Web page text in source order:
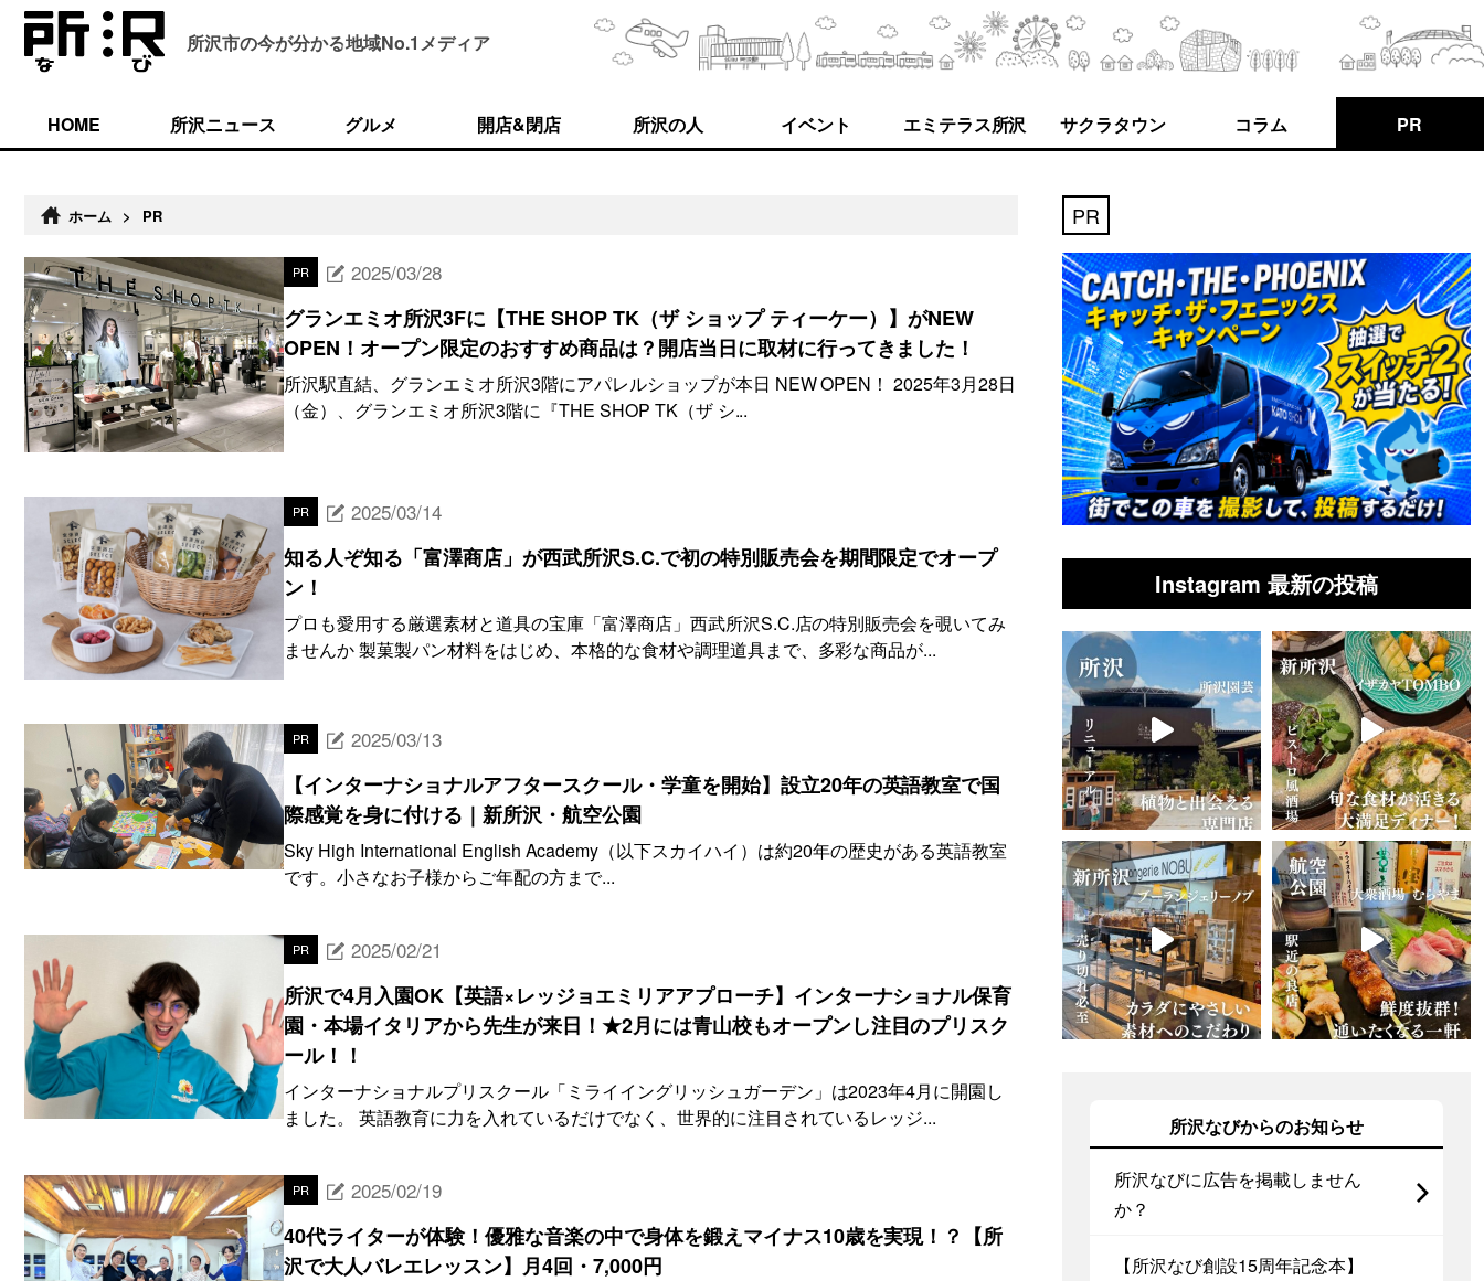
所沢市の今が分かる地域No.1メディア
HOME 所沢ニュース グルメ 開店&閉店 所沢の人 イベント エミテラス所沢 サクラタウン コラム PR
ホーム > PR
PR 2025/03/28
グランエミオ所沢3Fに【THE SHOP TK（ザ ショップ ティーケー）】がNEW
OPEN！オープン限定のおすすめ商品は？開店当日に取材に行ってきました！
所沢駅直結、グランエミオ所沢3階にアパレルショップが本日 NEW OPEN！ 2025年3月28日
（金）、グランエミオ所沢3階に『THE SHOP TK（ザ シ...
PR 2025/03/14
知る人ぞ知る「富澤商店」が西武所沢S.C.で初の特別販売会を期間限定でオープ
ン！
プロも愛用する厳選素材と道具の宝庫「富澤商店」西武所沢S.C.店の特別販売会を覗いてみ
ませんか 製菓製パン材料をはじめ、本格的な食材や調理道具まで、多彩な商品が...
PR 2025/03/13
【インターナショナルアフタースクール・学童を開始】設立20年の英語教室で国
際感覚を身に付ける｜新所沢・航空公園
Sky High International English Academy（以下スカイハイ）は約20年の歴史がある英語教室
です。小さなお子様からご年配の方まで...
PR 2025/02/21
所沢で4月入園OK【英語×レッジョエミリアアプローチ】インターナショナル保育
園・本場イタリアから先生が来日！★2月には青山校もオープンし注目のプリスク
ール！！
インターナショナルプリスクール「ミライイングリッシュガーデン」は2023年4月に開園し
ました。 英語教育に力を入れているだけでなく、世界的に注目されているレッジ...
PR 2025/02/19
40代ライターが体験！優雅な音楽の中で身体を鍛えマイナス10歳を実現！？【所
沢で大人バレエレッスン】月4回・7,000円
PR
Instagram 最新の投稿
所沢なびからのお知らせ
所沢なびに広告を掲載しません
か？
【所沢なび創設15周年記念本】